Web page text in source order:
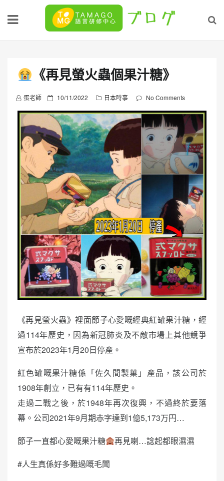
《再見螢火蟲個果汁糖》
蛋老師
P
o
s
t
e
d
o
n
10/11/2022 日本時事 No Comments
《再見螢火蟲》裡面節子心愛嘅經典紅罐果汁糖，經
過114年歷史，因為新冠肺炎及不敵市場上其他競爭
宣布於2023年1月20日停產。
紅色罐嘅果汁糖係「佐久間製菓」產品，該公司於
1908年創立，已有有114年歷史。
走過二戰之後，於1948年再次復興，不過終於要落
幕。公司2021年9月期赤字達到1億5,173万円…
節子一直都心愛嘅果汁糖
再見喇…諗起都眼濕濕
#人生真係好多難過嘅毛聞